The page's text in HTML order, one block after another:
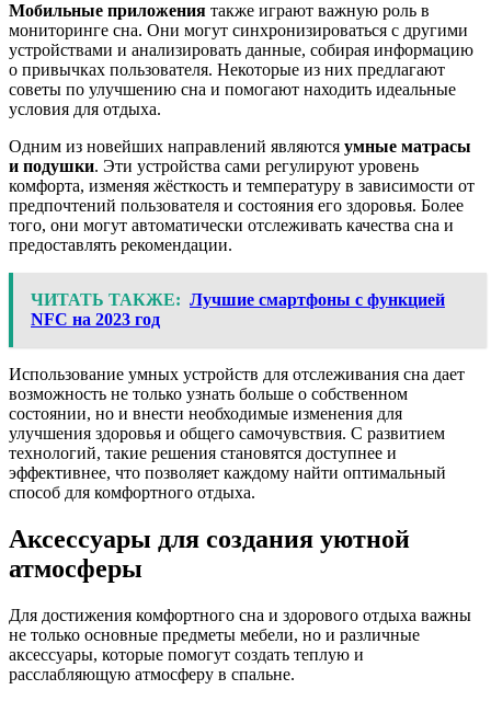
Мобильные приложения также играют важную роль в
мониторинге сна. Они могут синхронизироваться с другими
устройствами и анализировать данные, собирая информацию
о привычках пользователя. Некоторые из них предлагают
советы по улучшению сна и помогают находить идеальные
условия для отдыха.
Одним из новейших направлений являются умные матрасы
и подушки. Эти устройства сами регулируют уровень
комфорта, изменяя жёсткость и температуру в зависимости от
предпочтений пользователя и состояния его здоровья. Более
того, они могут автоматически отслеживать качества сна и
предоставлять рекомендации.
ЧИТАТЬ ТАКЖЕ: Лучшие смартфоны с функцией
NFC на 2023 год
Использование умных устройств для отслеживания сна дает
возможность не только узнать больше о собственном
состоянии, но и внести необходимые изменения для
улучшения здоровья и общего самочувствия. С развитием
технологий, такие решения становятся доступнее и
эффективнее, что позволяет каждому найти оптимальный
способ для комфортного отдыха.
Аксессуары для создания уютной
атмосферы
Для достижения комфортного сна и здорового отдыха важны
не только основные предметы мебели, но и различные
аксессуары, которые помогут создать теплую и
расслабляющую атмосферу в спальне.